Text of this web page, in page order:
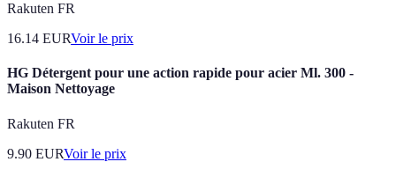
Rakuten FR
16.14 EURVoir le prix
HG Détergent pour une action rapide pour acier Ml. 300 -
Maison Nettoyage
Rakuten FR
9.90 EURVoir le prix